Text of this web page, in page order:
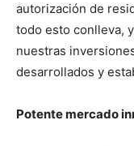
autorización de
todo esto conlleva,
nuestras
desarrollados y
Potente mercado